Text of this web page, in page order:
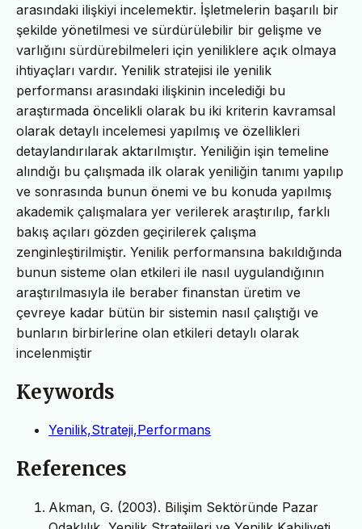
arasındaki ilişkiyi incelemektir. İşletmelerin başarılı bir
şekilde yönetilmesi ve sürdürülebilir bir gelişme ve
varlığını sürdürebilmeleri için yeniliklere açık olmaya
ihtiyaçları vardır. Yenilik stratejisi ile yenilik
performansı arasındaki ilişkinin incelediği bu
araştırmada öncelikli olarak bu iki kriterin kavramsal
olarak detaylı incelemesi yapılmış ve özellikleri
detaylandırılarak aktarılmıştır. Yeniliğin işin temeline
alındığı bu çalışmada ilk olarak yeniliğin tanımı yapılıp
ve sonrasında bunun önemi ve bu konuda yapılmış
akademik çalışmalara yer verilerek araştırılıp, farklı
bakış açıları gözden geçirilerek çalışma
zenginleştirilmiştir. Yenilik performansına bakıldığında
bunun sisteme olan etkileri ile nasıl uygulandığının
araştırılmasıyla ile beraber finanstan üretim ve
çevreye kadar bütün bir sistemin nasıl çalıştığı ve
bunların birbirlerine olan etkileri detaylı olarak
incelenmiştir
Keywords
Yenilik,Strateji,Performans
References
Akman, G. (2003). Bilişim Sektöründe Pazar